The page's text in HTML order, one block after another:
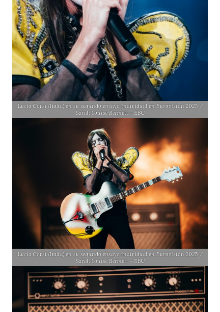
Lucio Corsi (Italia) en su segundo ensayo individual en Eurovisión 2025 /
Sarah Louise Bennett – EBU
Lucio Corsi (Italia) en su segundo ensayo individual en Eurovisión 2025 /
Sarah Louise Bennett – EBU